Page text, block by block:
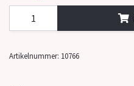
Artikelnummer: 10766